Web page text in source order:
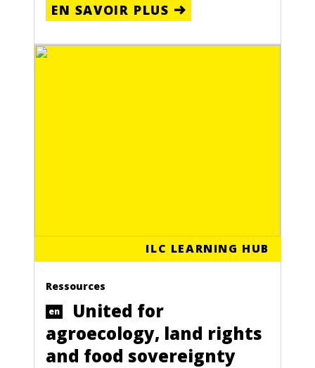
EN SAVOIR PLUS
ILC LEARNING HUB
Ressources
en
United for
agroecology, land rights
and food sovereignty